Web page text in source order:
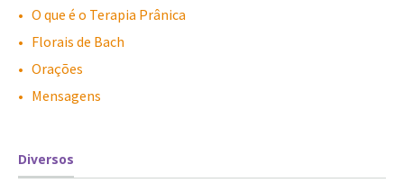
• O que é o Terapia Prânica
• Florais de Bach
• Orações
• Mensagens
Diversos